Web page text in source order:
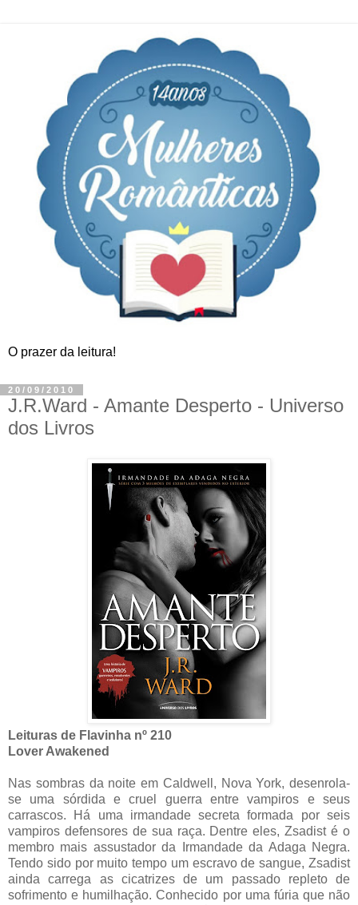
O prazer da leitura!
20/09/2010
J.R.Ward - Amante Desperto - Universo
dos Livros
Leituras de Flavinha nº 210
Lover Awakened
Nas sombras da noite em Caldwell, Nova York, desenrola-
se uma sórdida e cruel guerra entre vampiros e seus
carrascos. Há uma irmandade secreta formada por seis
vampiros defensores de sua raça. Dentre eles, Zsadist é o
membro mais assustador da Irmandade da Adaga Negra.
Tendo sido por muito tempo um escravo de sangue, Zsadist
ainda carrega as cicatrizes de um passado repleto de
sofrimento e humilhação. Conhecido por uma fúria que não